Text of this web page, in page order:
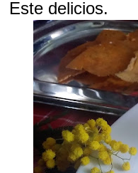
Este delicios.